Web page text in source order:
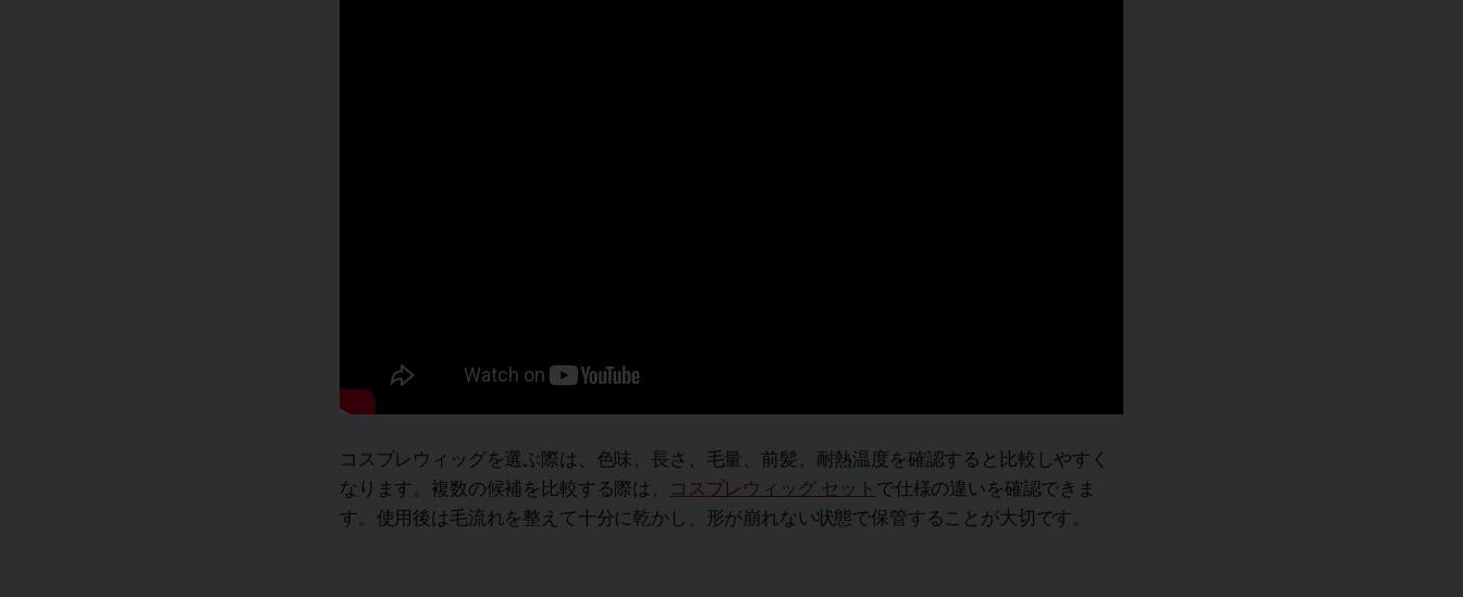
コスプレウィッグを選ぶ際は、色味、長さ、毛量、前髪、耐熱温度を確認すると比較しやすく
なります。複数の候補を比較する際は、
コスプレウィッグ セット で仕様の違いを確認できま
す。使用後は毛流れを整えて十分に乾かし、形が崩れない状態で保管することが大切です。